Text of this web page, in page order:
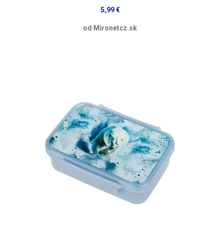
5,99 €
od Mironetcz.sk